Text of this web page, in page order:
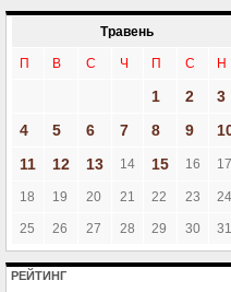
Травень
П В С Ч П С Н
1 2
3
4
5 6 7 8 9
11
12 13 14 15 16 17
18 19 20 21 22 23 24
25 26 27 28 29 30 31
РЕЙТИНГ